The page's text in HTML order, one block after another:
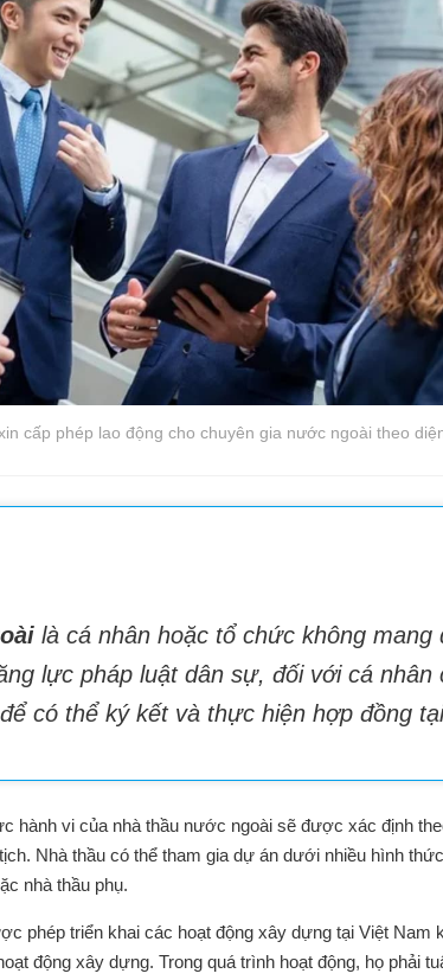
cấp phép lao động cho chuyên gia nước ngoài theo
là cá nhân hoặc tổ chức không mang
lực pháp luật dân sự, đối với cá nhân
có thể ký kết và thực hiện hợp đồng
hành vi của nhà thầu nước ngoài sẽ được xác định
Nhà thầu có thể tham gia dự án dưới nhiều hình
nhà thầu phụ.
phép triển khai các hoạt động xây dựng tại Việt Nam
động xây dựng. Trong quá trình hoạt động, họ phải